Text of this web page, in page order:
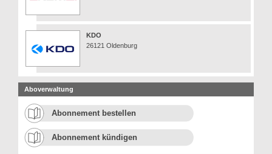
KDO
26121 Oldenburg
Aboverwaltung
Abonnement bestellen
Abonnement kündigen